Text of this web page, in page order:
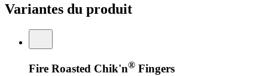
Variantes du produit
Fire Roasted Chik'n® Fingers